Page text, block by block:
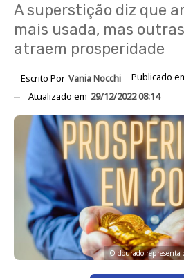
A superstição diz que
mais usada, mas
atraem prosperidade
Escrito Por Vania Nocchi Publicado
Atualizado em 29/12/2022 08:14
O dourado representa